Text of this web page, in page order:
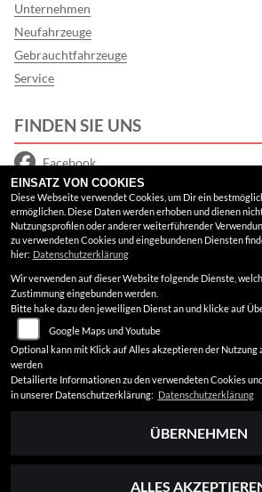
Unternehmen
Neufahrzeuge
Gebrauchtfahrzeuge
Service
FINDEN SIE UNS
Facebook
Google Maps
RECHTLICHES
AGB
Impressum
Datenschutz
Disclaimer
Barrierefreiheit
EINSATZ VON COOKIES
Diese Webseite verwendet Cookies, um Dir ein
ermöglichen. Diese Daten werden erhoben und dienen
Nutzungsprofilen oder anderer weiterführender
zu verwendeten Cookies und eingebundenen Diensten
hier: Datenschutzerklärung
Wir verwenden auf dieser Website folgende Dienste,
Zustimmung eingebunden werden.
Bitte hake dazu den jeweiligen Dienst an und klicke auf
Google Maps und Youtube
Optional kann mit Klick auf Alles akzeptieren der Nutzung
werden
Detailierte Informationen zu den verwendeten Cookies
in unserer Datenschutzerklärung: Datenschutzerklärung
ÜBERNEHMEN
ALLES